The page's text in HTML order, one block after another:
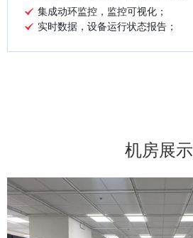
集成动环监控，监控可视化；
实时数据，设备运行状态报告；
机房展示